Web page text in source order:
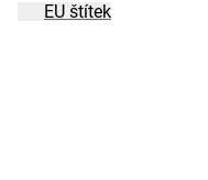
EU štítek